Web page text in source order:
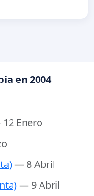
en 2004
Enero
— 8 Abril
— 9 Abril